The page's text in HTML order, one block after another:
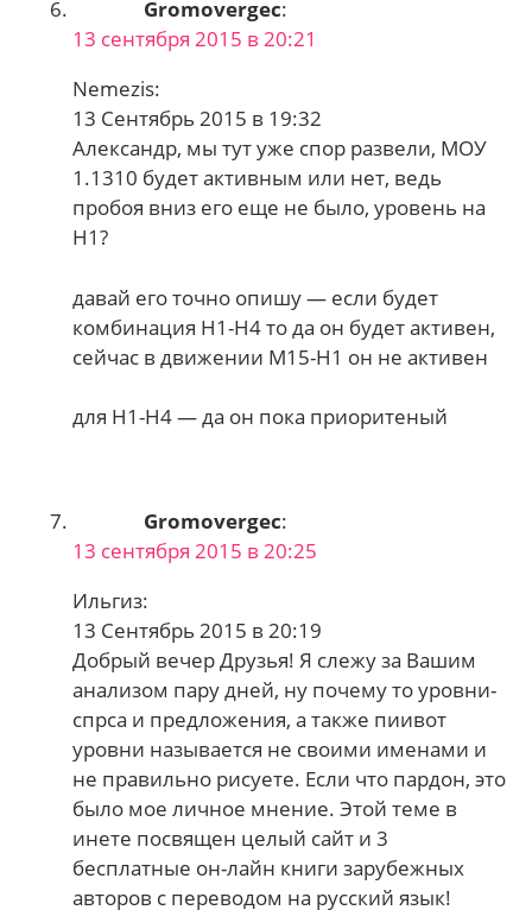
Gromovergec:
13 сентября 2015 в 20:21
Nemezis:
13 Сентябрь 2015 в 19:32
Александр, мы тут уже спор развели, МОУ
1.1310 будет активным или нет, ведь
пробоя вниз его еще не было, уровень на
Н1?
давай его точно опишу — если будет
комбинация Н1-Н4 то да он будет активен,
сейчас в движении М15-Н1 он не активен
для Н1-Н4 — да он пока приоритеный
Gromovergec:
13 сентября 2015 в 20:25
Ильгиз:
13 Сентябрь 2015 в 20:19
Добрый вечер Друзья! Я слежу за Вашим
анализом пару дней, ну почему то уровни-
спрса и предложения, а также пиивот
уровни называется не своими именами и
не правильно рисуете. Если что пардон, это
было мое личное мнение. Этой теме в
инете посвящен целый сайт и 3
бесплатные он-лайн книги зарубежных
авторов с переводом на русский язык!